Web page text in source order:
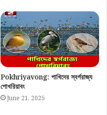
Pokhriyavong: পাখিদের স্বর্গরাজ্য
পোখরিয়াবং
June 21, 2025